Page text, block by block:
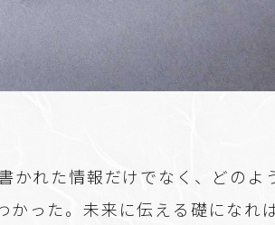
かれた情報だけでなく、どのよ
った。未来に伝える礎になれ